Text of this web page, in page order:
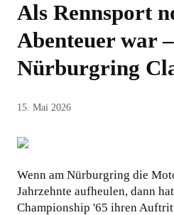
BESUCHER
TEILNAHME
PADDOCK CLUB
Als Rennsport
Abenteuer war
Nürburgring
15. Mai 2026
Wenn am Nürburgring die
Jahrzehnte aufheulen, dann
Championship '65 ihren